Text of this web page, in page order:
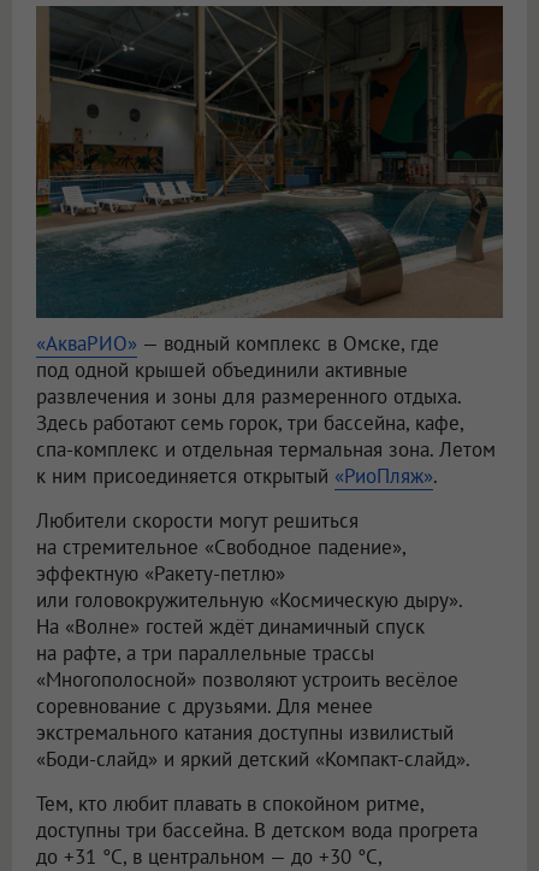
«АкваРИО» — водный комплекс в Омске, где
под одной крышей объединили активные
развлечения и зоны для размеренного отдыха.
Здесь работают семь горок, три бассейна, кафе,
спа-комплекс и отдельная термальная зона. Летом
к ним присоединяется открытый «РиоПляж».
Любители скорости могут решиться
на стремительное «Свободное падение»,
эффектную «Ракету-петлю»
или головокружительную «Космическую дыру».
На «Волне» гостей ждёт динамичный спуск
на рафте, а три параллельные трассы
«Многополосной» позволяют устроить весёлое
соревнование с друзьями. Для менее
экстремального катания доступны извилистый
«Боди-слайд» и яркий детский «Компакт-слайд».
Тем, кто любит плавать в спокойном ритме,
доступны три бассейна. В детском вода прогрета
до +31 °C, в центральном — до +30 °C,